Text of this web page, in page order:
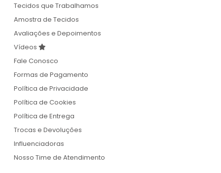
Tecidos que Trabalhamos
Amostra de Tecidos
Avaliações e Depoimentos
Vídeos
Fale Conosco
Formas de Pagamento
Política de Privacidade
Política de Cookies
Política de Entrega
Trocas e Devoluções
Influenciadoras
Nosso Time de Atendimento